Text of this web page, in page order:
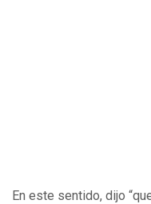
En este sentido, dijo